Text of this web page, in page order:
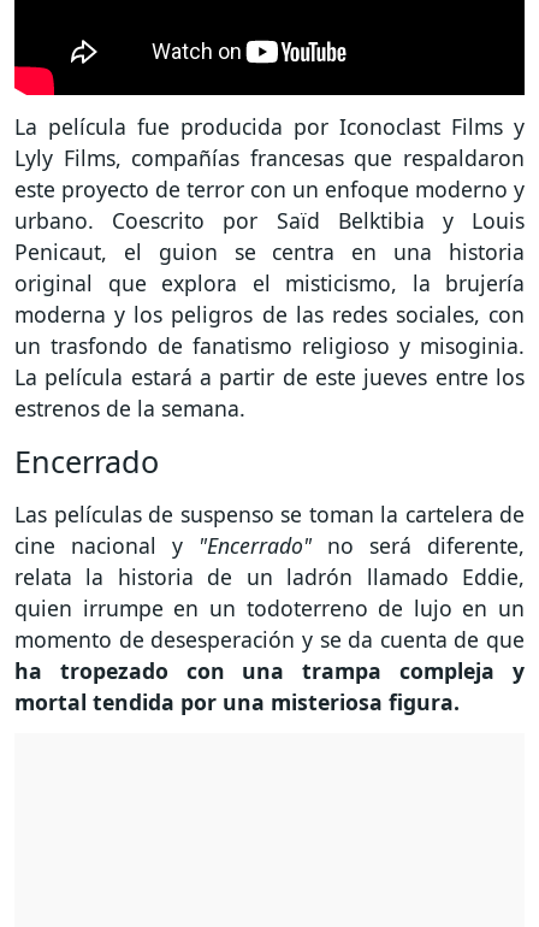
La película fue producida por Iconoclast Films y
Lyly Films, compañías francesas que respaldaron
este proyecto de terror con un enfoque moderno y
urbano. Coescrito por Saïd Belktibia y Louis
Penicaut, el guion se centra en una historia
original que explora el misticismo, la brujería
moderna y los peligros de las redes sociales, con
un trasfondo de fanatismo religioso y misoginia.
La película estará a partir de este jueves entre los
estrenos de la semana.
Encerrado
Las películas de suspenso se toman la cartelera de
cine nacional y "Encerrado"no será diferente,
relata la historia de un ladrón llamado Eddie,
quien irrumpe en un todoterreno de lujo en un
momento de desesperación y se da cuenta de que
ha tropezado con una trampa compleja y
mortal tendida por una misteriosa figura.